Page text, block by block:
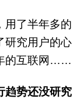
用了半年多的
研究用户的心
的互联网……
趋势还没研究